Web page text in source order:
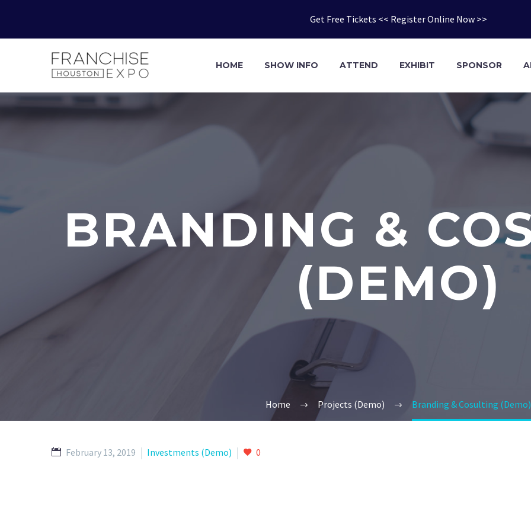
Get Free Tickets << Register Online Now >>
HOME SHOW INFO ATTEND EXHIBIT SPONSOR
BRANDING &
(DEMO)
Home Projects (Demo) Branding & Cosulting (Demo)
February 13, 2019 Investments (Demo) 0